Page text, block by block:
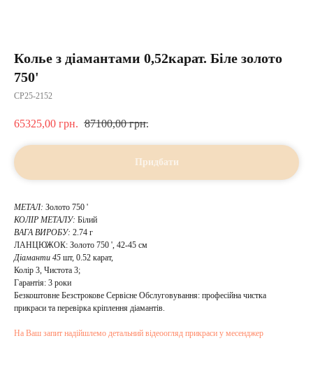
Колье з діамантами 0,52карат. Біле золото
750'
CP25-2152
65325,00 грн. 87100,00 грн.
Придбати
МЕТАЛ: Золото 750 '
КОЛІР МЕТАЛУ: Білий
ВАГА ВИРОБУ: 2.74 г
ЛАНЦЮЖОК: Золото 750 ', 42-45 см
Діаманти 45 шт, 0.52 карат,
Колір 3, Чистота 3;
Гарантія: 3 роки
Безкоштовне Безстрокове Сервісне Обслуговування: професійна чистка
прикраси та перевірка кріплення діамантів.
На Ваш запит надійшлемо детальний відеоогляд прикраси у месенджер